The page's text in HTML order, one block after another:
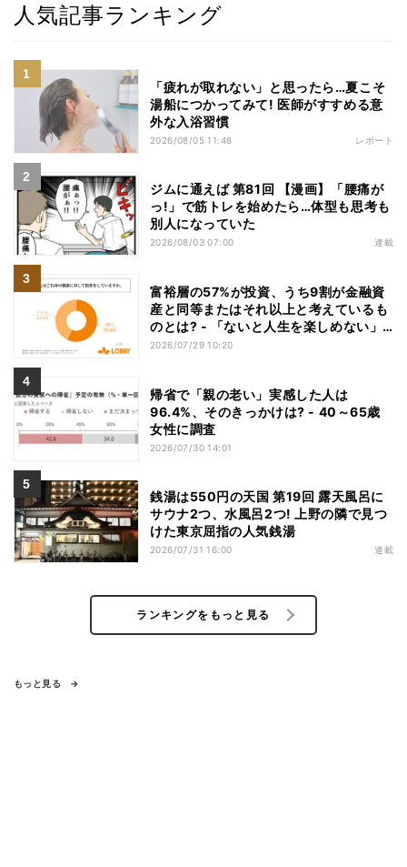
人気記事ランキング
「疲れが取れない」と思ったら…夏こそ
湯船につかってみて! 医師がすすめる意
外な入浴習慣
2026/08/05 11:48 レポート
ジムに通えば 第81回 【漫画】「腰痛が
っ!」で筋トレを始めたら…体型も思考も
別人になっていた
2026/08/03 07:00 連載
富裕層の57%が投資、うち9割が金融資
産と同等またはそれ以上と考えているも
のとは? - 「ないと人生を楽しめない」
「人生の幸福度に直結する」「一度失え
2026/07/29 10:20
帰省で「親の老い」実感した人は
96.4%、そのきっかけは? - 40～65歳
女性に調査
2026/07/30 14:01
銭湯は550円の天国 第19回 露天風呂に
サウナ2つ、水風呂2つ! 上野の隣で見つ
けた東京屈指の人気銭湯
2026/07/31 16:00 連載
ランキングをもっと見る
もっと見る